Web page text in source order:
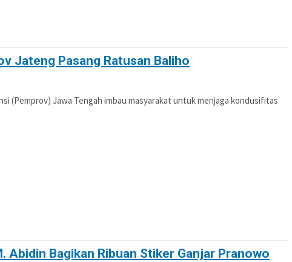
Jateng Pasang Ratusan Baliho
(Pemprov) Jawa Tengah imbau masyarakat untuk menjaga kondusifitas
Abidin Bagikan Ribuan Stiker Ganjar Pranowo